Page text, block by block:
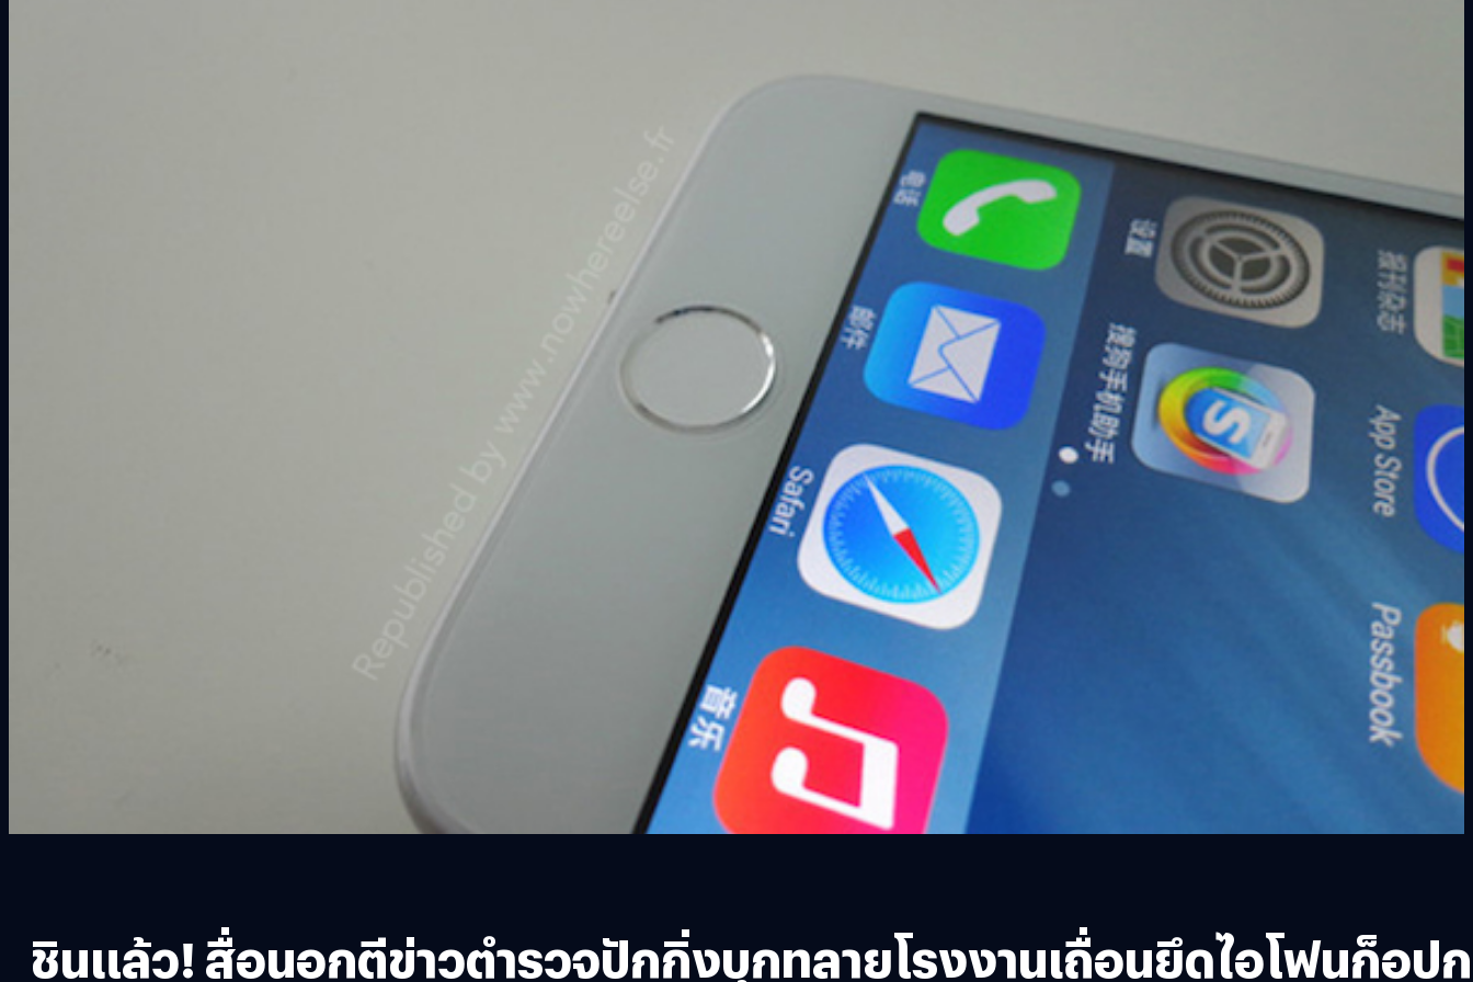
ชินแล้ว! สื่อนอกตีข่าวตำรวจปักกิ่งบุกทลายโรงงานเถื่อนยึดไอโฟนก็อปก